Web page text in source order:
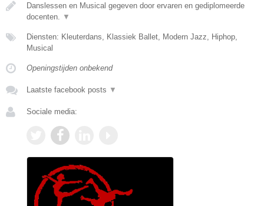
Danslessen en Musical gegeven door ervaren en gediplomeerde
docenten.
▼
Diensten: Kleuterdans, Klassiek Ballet, Modern Jazz, Hiphop,
Musical
Openingstijden onbekend
Laatste facebook posts ▼
Sociale media: